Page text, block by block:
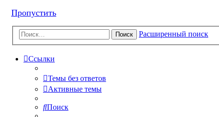
Пропустить
Поиск Расширенный поиск
Ссылки
Темы без ответов
Активные темы
Поиск